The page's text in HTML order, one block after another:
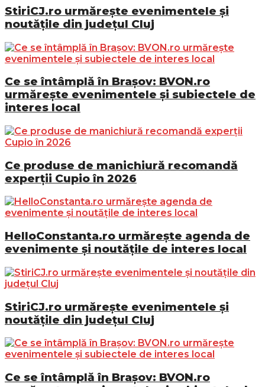
StiriCJ.ro urmărește evenimentele și
noutățile din județul Cluj
Ce se întâmplă în Brașov: BVON.ro
urmărește evenimentele și subiectele de
interes local
Ce produse de manichiură recomandă
experții Cupio în 2026
HelloConstanta.ro urmărește agenda de
evenimente și noutățile de interes local
StiriCJ.ro urmărește evenimentele și
noutățile din județul Cluj
Ce se întâmplă în Brașov: BVON.ro